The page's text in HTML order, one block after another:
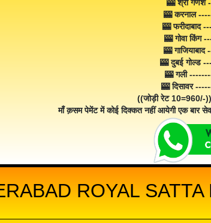
🎰 श्री गणेश
🎰 करनाल
🎰 फरीदाबाद
🎰 गोवा किंग
🎰
🎰 दुबई गोल्ड
🎰 गली
🎰 दिसावर
((जोड़ी रेट
माँ क़सम पेमेंट में कोई दिक्कत नहीं आयेगी एक बार
ROYAL